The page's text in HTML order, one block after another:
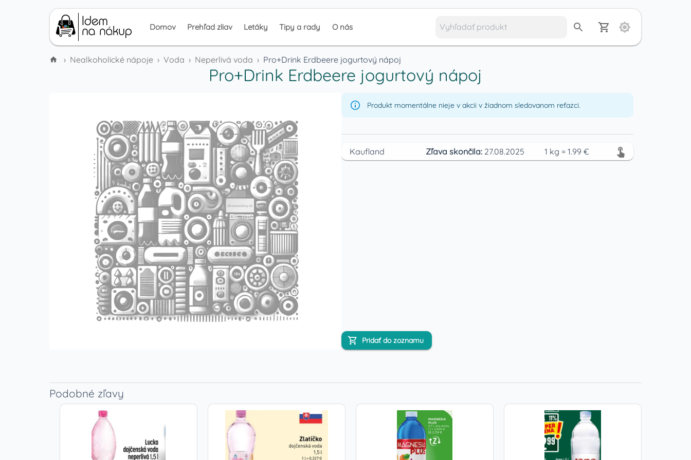
Domov Prehľad zliav Letáky Tipy a rady O nás
› Nealkoholické nápoje › Voda › Neperlivá voda › Pro+Drink Erdbeere jogurtový nápoj
Pro+Drink Erdbeere jogurtový nápoj
Produkt momentálne nieje v akcii v žiadnom sledovanom reťazci.
Kaufland Zľava skončila: 27.08.2025 1 kg = 1.99 €
Pridať do zoznamu
Podobné zľavy